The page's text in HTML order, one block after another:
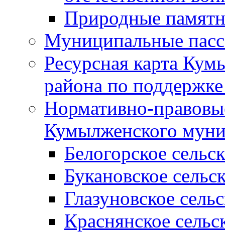
Природные
Муниципальные
Ресурсная карта
района по
Нормативно-
Кумылженского
Белогорское
Букановское
Глазуновское
Краснянское